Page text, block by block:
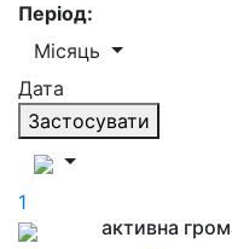
Період:
Місяць
Дата
Застосувати
1
активна